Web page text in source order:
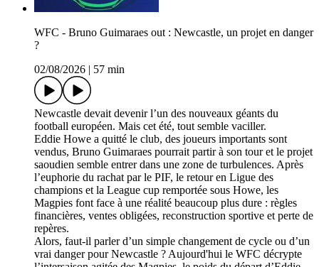
WFC - Bruno Guimaraes out : Newcastle, un projet en danger
?
02/08/2026
57 min
Newcastle devait devenir l’un des nouveaux géants du
football européen. Mais cet été, tout semble vaciller.
Eddie Howe a quitté le club, des joueurs importants sont
vendus, Bruno Guimaraes pourrait partir à son tour et le projet
saoudien semble entrer dans une zone de turbulences. Après
l’euphorie du rachat par le PIF, le retour en Ligue des
champions et la League cup remportée sous Howe, les
Magpies font face à une réalité beaucoup plus dure : règles
financières, ventes obligées, reconstruction sportive et perte de
repères.
Alors, faut-il parler d’un simple changement de cycle ou d’un
vrai danger pour Newcastle ? Aujourd'hui le WFC décrypte